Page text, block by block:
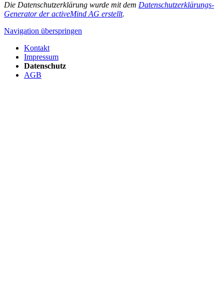
Die Datenschutzerklärung wurde mit dem Datenschutzerklärungs-
Generator der activeMind AG erstellt.
Navigation überspringen
Kontakt
Impressum
Datenschutz
AGB